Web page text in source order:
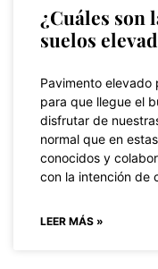
¿Cuáles son
suelos
Pavimento elevado
para que llegue el
disfrutar de
normal que en
conocidos y
con la intención de
LEER MÁS »